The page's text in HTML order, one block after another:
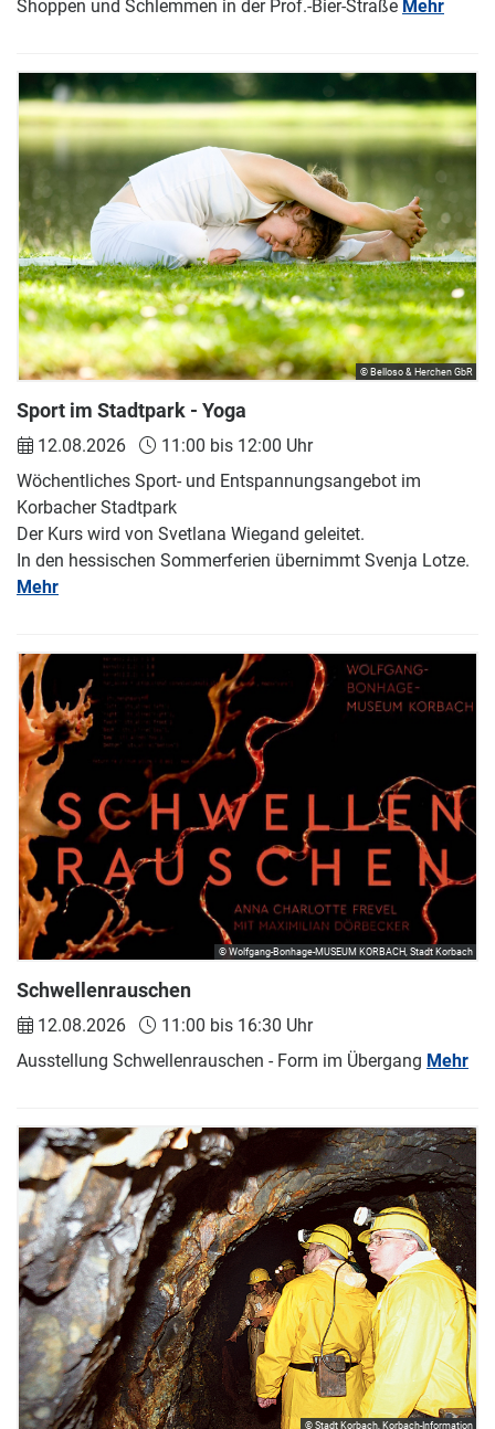
Shoppen und Schlemmen in der Prof.-Bier-Straße Mehr
Sport im Stadtpark - Yoga
12.08.2026
11:00 bis 12:00 Uhr
Wöchentliches Sport- und Entspannungsangebot im
Korbacher Stadtpark
Der Kurs wird von Svetlana Wiegand geleitet.
In den hessischen Sommerferien übernimmt Svenja Lotze.
Mehr
© Belloso & Herchen GbR
Schwellenrauschen
12.08.2026
11:00 bis 16:30 Uhr
Ausstellung Schwellenrauschen - Form im Übergang Mehr
© Wolfgang-Bonhage-MUSEUM KORBACH, Stadt Korbach
© Stadt Korbach, Korbach-Information